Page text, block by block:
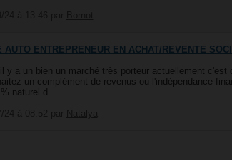
AUTO ENTREPRENEUR EN ACHAT/REVENTE
y a un bien un marché très porteur actuellement
un complément de revenus ou l'indépendance
naturel d…